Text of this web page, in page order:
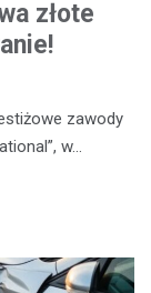
złote
zawody
w…